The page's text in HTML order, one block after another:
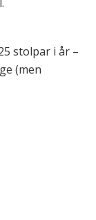
stolpar i år –
(men